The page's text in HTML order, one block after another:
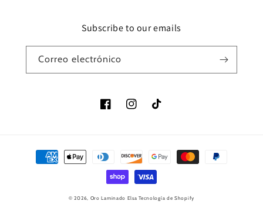
Subscribe to our emails
Correo electrónico
FacebookInstagramTikTok
Formas
© 2026, Oro Laminado Elsa Tecnología de Shopify